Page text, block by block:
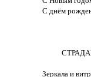
С днём
Зеркала и